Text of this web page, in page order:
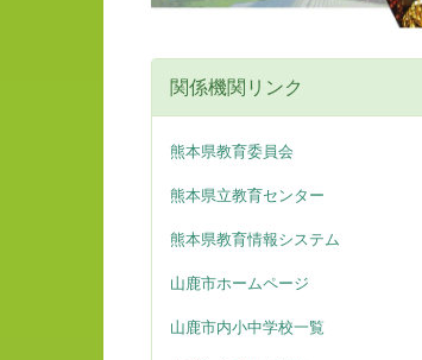
関係機関リンク
熊本県教育委員会
熊本県立教育センター
熊本県教育情報システム
山鹿市ホームページ
山鹿市内小中学校一覧